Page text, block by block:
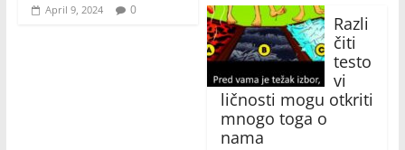
April 9, 2024 0
Razli
čiti
testo
vi
ličnosti mogu otkriti
mnogo toga o
nama